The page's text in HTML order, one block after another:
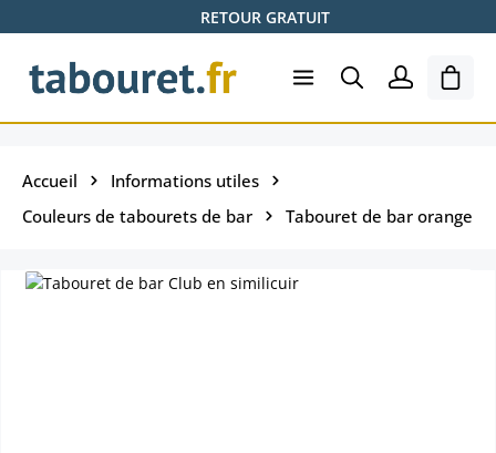
Passer au contenu principalRETOUR GRATUIT
Le
Accueil
Informations utiles
Couleurs de tabourets de bar
Tabouret de bar orange